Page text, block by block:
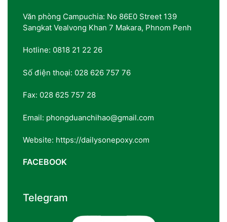
Văn phòng Campuchia: No 86E0 Street 139
Sangkat Vealvong Khan 7 Makara, Phnom Penh
Hotline: 0818 21 22 26
Số điện thoại: 028 626 757 76
Fax: 028 625 757 28
Email: phongduanchihao@gmail.com
Website: https://dailysonepoxy.com
FACEBOOK
Telegram